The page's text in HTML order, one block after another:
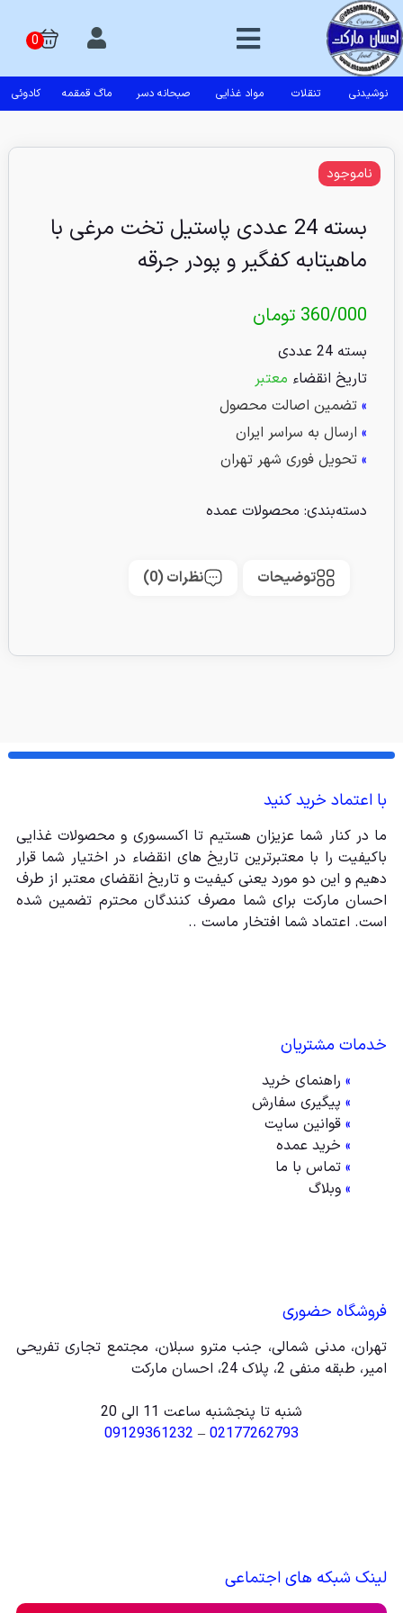
نوشیدنی تنقلات مواد غذایی صبحانه دسر ماگ قمقمه کادوئی
بسته 24 عددی پاستیل تخت مرغی با
ماهیتابه کفگیر و پودر جرقه
360/000 تومان
بسته 24 عددی
تاریخ انقضاء معتبر
» تضمین اصالت محصول
» ارسال به سراسر ایران
» تحویل فوری شهر تهران
ناموجود
دسته‌بندی: محصولات عمده
توضیحات نظرات (0)
با اعتماد خرید کنید
ما در کنار شما عزیزان هستیم تا اکسسوری و محصولات غذایی
باکیفیت را با معتبرترین تاریخ های انقضاء در اختیار شما قرار
دهیم و این دو مورد یعنی کیفیت و تاریخ انقضای معتبر از طرف
احسان مارکت برای شما مصرف کنندگان محترم تضمین شده
است. اعتماد شما افتخار ماست ..
خدمات مشتریان
» راهنمای خرید
» پیگیری سفارش
» قوانین سایت
» خرید عمده
» تماس با ما
» وبلاگ
فروشگاه حضوری
تهران، مدنی شمالی، جنب مترو سبلان، مجتمع تجاری تفریحی
امیر، طبقه منفی 2، پلاک 24، احسان مارکت
شنبه تا پنجشنبه ساعت 11 الی 20
02177262793
–
09129361232
لینک شبکه های اجتماعی